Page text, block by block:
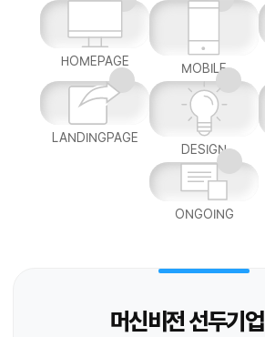
HOMEPAGE MOBILE
LANDINGPAGE
DESIGN
ONGOING
머신비전 선두기업